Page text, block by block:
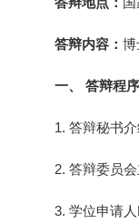
答辩内容： 博
一、 答辩程序
1. 答辩秘书
2. 答辩委员
3. 学位申请